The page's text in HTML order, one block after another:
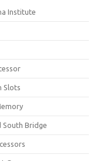
Institute
Slots
South Bridge